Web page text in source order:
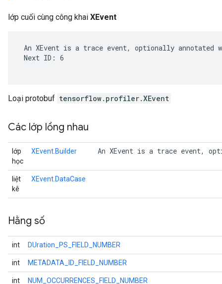
lớp cuối cùng công khai XEvent
An XEvent is a trace event, optionally annotated
Next ID: 6
Loại protobuf tensorflow.profiler.XEvent
Các lớp lồng nhau
lớp
học
XEvent.Builder An XEvent is a trace event,
liệt
kê
XEvent.DataCase
Hằng số
int DUration_PS_FIELD_NUMBER
int METADATA_ID_FIELD_NUMBER
int NUM_OCCURRENCES_FIELD_NUMBER